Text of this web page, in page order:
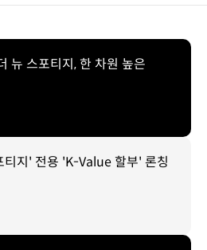
뉴 스포티지, 한 차원 높은
티지' 전용 'K-Value 할부' 론칭